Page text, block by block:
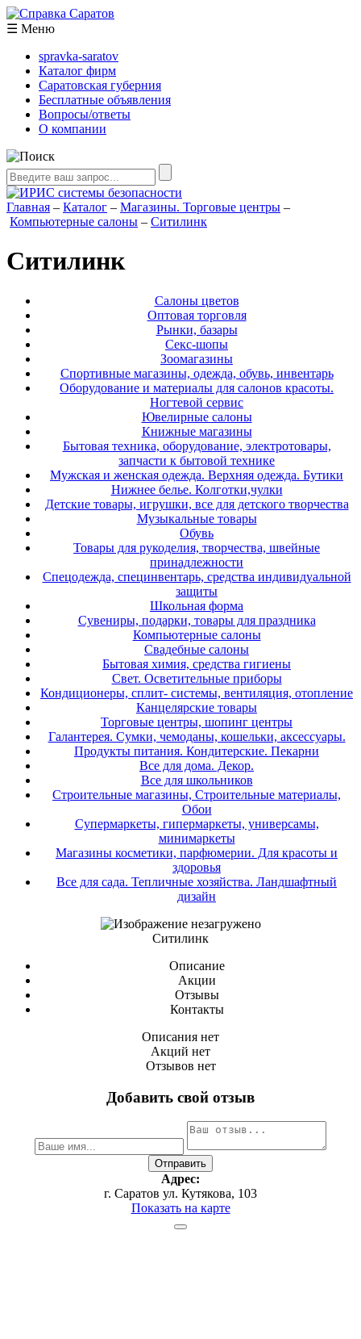
☰ Меню
spravka-saratov
Каталог фирм
Саратовская губерния
Бесплатные объявления
Вопросы/ответы
О компании
Главная – Каталог – Магазины. Торговые центры –
Компьютерные салоны – Ситилинк
Ситилинк
Салоны цветов
Оптовая торговля
Рынки, базары
Секс-шопы
Зоомагазины
Спортивные магазины, одежда, обувь, инвентарь
Оборудование и материалы для салонов красоты.
Ногтевой сервис
Ювелирные салоны
Книжные магазины
Бытовая техника, оборудование, электротовары,
запчасти к бытовой технике
Мужская и женская одежда. Верхняя одежда. Бутики
Нижнее белье. Колготки,чулки
Детские товары, игрушки, все для детского творчества
Музыкальные товары
Обувь
Товары для рукоделия, творчества, швейные
принадлежности
Спецодежда, специнвентарь, средства индивидуальной
защиты
Школьная форма
Сувениры, подарки, товары для праздника
Компьютерные салоны
Свадебные салоны
Бытовая химия, средства гигиены
Свет. Осветительные приборы
Кондиционеры, сплит- системы, вентиляция, отопление
Канцелярские товары
Торговые центры, шопинг центры
Галантерея. Сумки, чемоданы, кошельки, аксессуары.
Продукты питания. Кондитерские. Пекарни
Все для дома. Декор.
Все для школьников
Строительные магазины, Строительные материалы,
Обои
Супермаркеты, гипермаркеты, универсамы,
минимаркеты
Магазины косметики, парфюмерии. Для красоты и
здоровья
Все для сада. Тепличные хозяйства. Ландшафтный
дизайн
Ситилинк
Описание
Акции
Отзывы
Контакты
Описания нет
Акций нет
Отзывов нет
Добавить свой отзыв
Адрес:
г. Саратов ул. Кутякова, 103
Показать на карте